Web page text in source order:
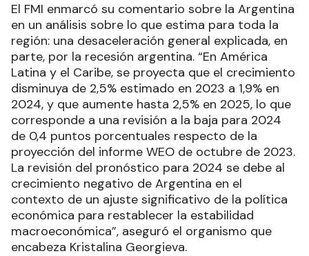
El FMI enmarcó su comentario sobre la Argentina
en un análisis sobre lo que estima para toda la
región: una desaceleración general explicada, en
parte, por la recesión argentina. “En América
Latina y el Caribe, se proyecta que el crecimiento
disminuya de 2,5% estimado en 2023 a 1,9% en
2024, y que aumente hasta 2,5% en 2025, lo que
corresponde a una revisión a la baja para 2024
de 0,4 puntos porcentuales respecto de la
proyección del informe WEO de octubre de 2023.
La revisión del pronóstico para 2024 se debe al
crecimiento negativo de Argentina en el
contexto de un ajuste significativo de la política
económica para restablecer la estabilidad
macroeconómica”, aseguró el organismo que
encabeza Kristalina Georgieva.